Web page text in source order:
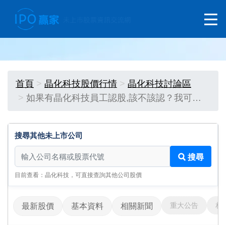
首頁 晶化科技股價行情
晶化科技討論區
如果有晶化科技員工認股,該不該認？我可…
搜尋其他未上市公司
搜尋其他未上市公司
搜尋
目前查看：晶化科技，可直接查詢其他公司股價
最新股價 基本資料 相關新聞 重大公告 相